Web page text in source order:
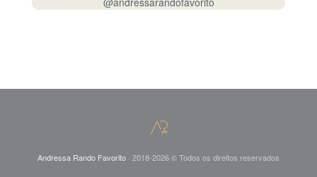
Andressa Rando Favorito · 2018-2026 © Todos os direitos reservados